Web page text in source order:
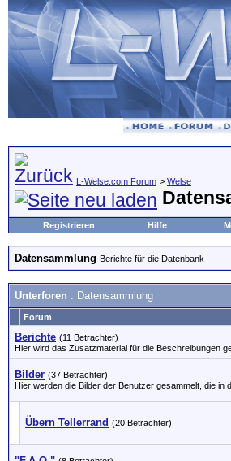
L-Welse.com Forum > Welse
Registrieren Hilfe
Datensammlung Berichte für die Datenbank
Unterforen : Datensammlung
Forum
Berichte (11 Betrachter)
Hier wird das Zusatzmaterial für die Beschreibungen
Bilder (37 Betrachter)
Hier werden die Bilder der Benutzer gesammelt, die in
Übern Tellerrand (20 Betrachter)